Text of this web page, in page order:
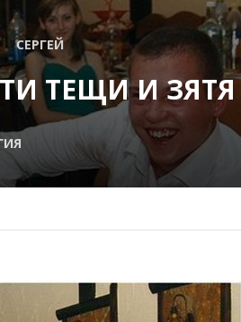
СЕРГЕЙ
ТЕЩИ И ЗЯТЯ